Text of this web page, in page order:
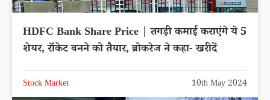
HDFC Bank Share Price | तगड़ी कमाई कराएंगे ये 5
शेयर, रॉकेट बनने को तैयार, ब्रोकरेज ने कहा- खरीदें
Stock Market 10th May 2024